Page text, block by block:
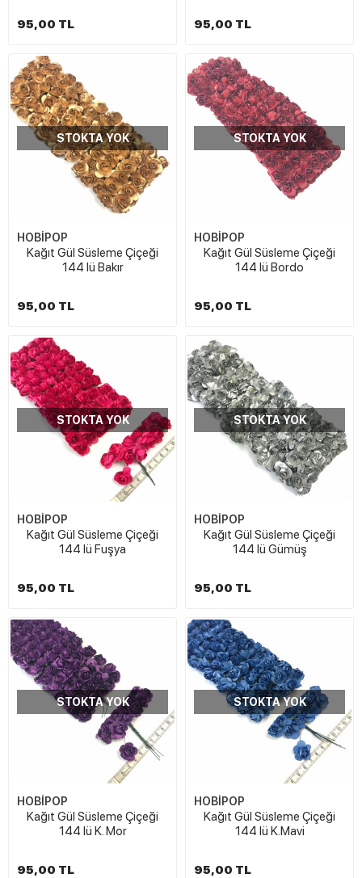
95,00 TL 95,00 TL
STOKTA YOK
HOBİPOP
Kağıt Gül Süsleme Çiçeği
144 lü Bakır
95,00 TL
STOKTA YOK
HOBİPOP
Kağıt Gül Süsleme Çiçeği
144 lü Bordo
95,00 TL
STOKTA YOK
HOBİPOP
Kağıt Gül Süsleme Çiçeği
144 lü Fuşya
95,00 TL
STOKTA YOK
HOBİPOP
Kağıt Gül Süsleme Çiçeği
144 lü Gümüş
95,00 TL
STOKTA YOK
HOBİPOP
Kağıt Gül Süsleme Çiçeği
144 lü K. Mor
95,00 TL
STOKTA YOK
HOBİPOP
Kağıt Gül Süsleme Çiçeği
144 lü K.Mavi
95,00 TL